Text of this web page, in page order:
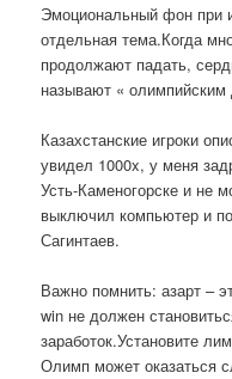
Эмоциональный фон при
отдельная тема.Когда
продолжают падать,
называют « олимпийским
Казахстанские игроки
увидел 1000x, у меня
Усть-Каменогорске и не
выключил компьютер и
Сагинтаев.
Важно помнить: азарт –
win не должен
заработок.Установите
Олимп может оказаться